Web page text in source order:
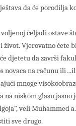
da će porodilja
čeljadi ostave
Vjerovatno ćete
djetetu da završi
novaca na računu
mnoge
niskom glasu jasno
veli Muhammed
sve drugo.